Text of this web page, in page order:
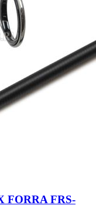
FORRA FRS-